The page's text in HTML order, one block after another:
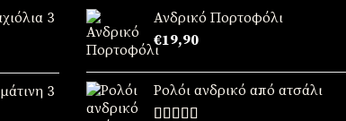
3
3
Ανδρικό Πορτοφόλι
€19,90
Ρολόι ανδρικό από ατσάλι